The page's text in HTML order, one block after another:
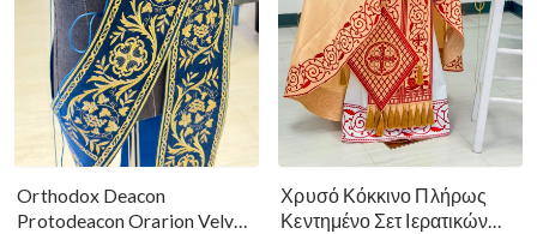
Orthodox Deacon
Protodeacon Orarion Velvet
Χρυσό Κόκκινο Πλήρως
Κεντημένο Σετ Ιερατικών